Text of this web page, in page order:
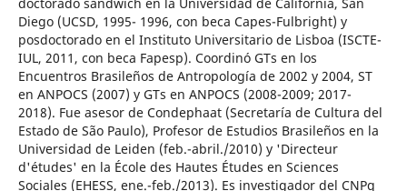
Diego (UCSD, 1995- 1996, con beca Capes-Fulbright) y
posdoctorado en el Instituto Universitario de Lisboa (ISCTE-
IUL, 2011, con beca Fapesp). Coordinó GTs en los
Encuentros Brasileños de Antropología de 2002 y 2004, ST
en ANPOCS (2007) y GTs en ANPOCS (2008-2009; 2017-
2018). Fue asesor de Condephaat (Secretaría de Cultura del
Estado de São Paulo), Profesor de Estudios Brasileños en la
Universidad de Leiden (feb.-abril./2010) y 'Directeur
d'études' en la École des Hautes Études en Sciences
Sociales (EHESS, ene.-feb./2013). Es investigador del CNPq